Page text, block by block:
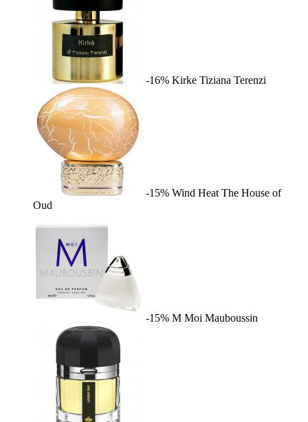
-16% Kirke Tiziana Terenzi
-15% Wind Heat The House of
Oud
-15% M Moi Mauboussin